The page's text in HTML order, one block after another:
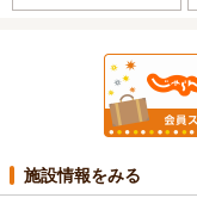
施設情報をみる